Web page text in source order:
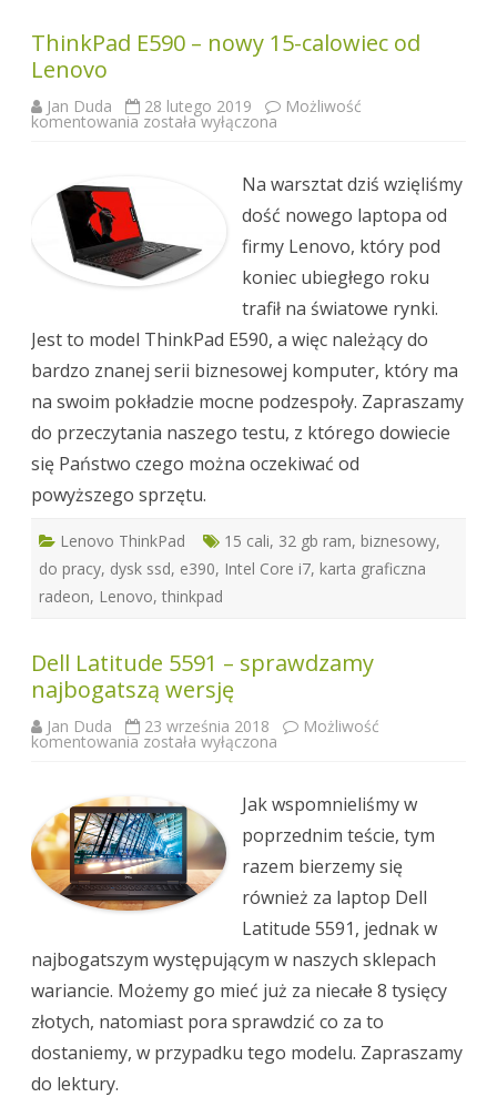
ThinkPad E590 – nowy 15-calowiec od
Lenovo
Jan Duda 28 lutego 2019 Możliwość
komentowania ThinkPad
została wyłączona
Na warsztat dziś wzięliśmy
dość nowego laptopa od
firmy Lenovo, który pod
koniec ubiegłego roku
trafił na światowe rynki.
Jest to model ThinkPad E590, a więc należący do
bardzo znanej serii biznesowej komputer, który ma
na swoim pokładzie mocne podzespoły. Zapraszamy
do przeczytania naszego testu, z którego dowiecie
się Państwo czego można oczekiwać od
powyższego sprzętu.
Lenovo ThinkPad 15 cali, 32 gb ram, biznesowy,
do pracy, dysk ssd, e390, Intel Core i7, karta graficzna
radeon, Lenovo, thinkpad
Dell Latitude 5591 – sprawdzamy
najbogatszą wersję
Jan Duda 23 września 2018 Możliwość
komentowania Dell
sprawdzamy
najbogatszą
wersję
została wyłączona
Jak wspomnieliśmy w
poprzednim teście, tym
razem bierzemy się
również za laptop Dell
Latitude 5591, jednak w
najbogatszym występującym w naszych sklepach
wariancie. Możemy go mieć już za niecałe 8 tysięcy
złotych, natomiast pora sprawdzić co za to
dostaniemy, w przypadku tego modelu. Zapraszamy
do lektury.